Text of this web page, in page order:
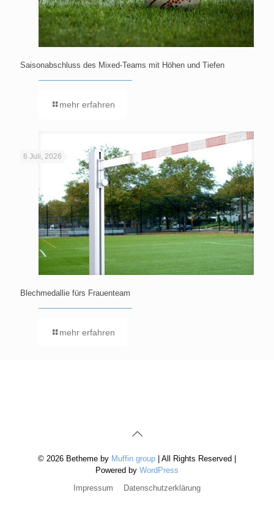
Saisonabschluss des Mixed-Teams mit Höhen und Tiefen
mehr erfahren
6 Juli, 2026
Blechmedallie fürs Frauenteam
mehr erfahren
© 2026 Betheme by Muffin group | All Rights Reserved |
Powered by WordPress
Impressum
Datenschutzerklärung